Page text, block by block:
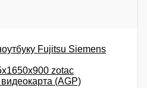
Fujitsu Siemens
zotac
(AGP)